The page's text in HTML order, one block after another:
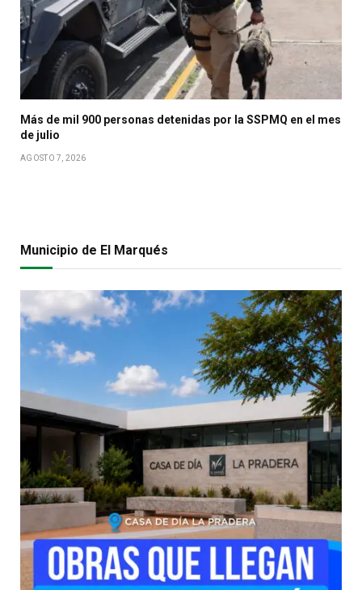
Más de mil 900 personas detenidas por la SSPMQ en el mes
de julio
AGOSTO 7, 2026
Municipio de El Marqués